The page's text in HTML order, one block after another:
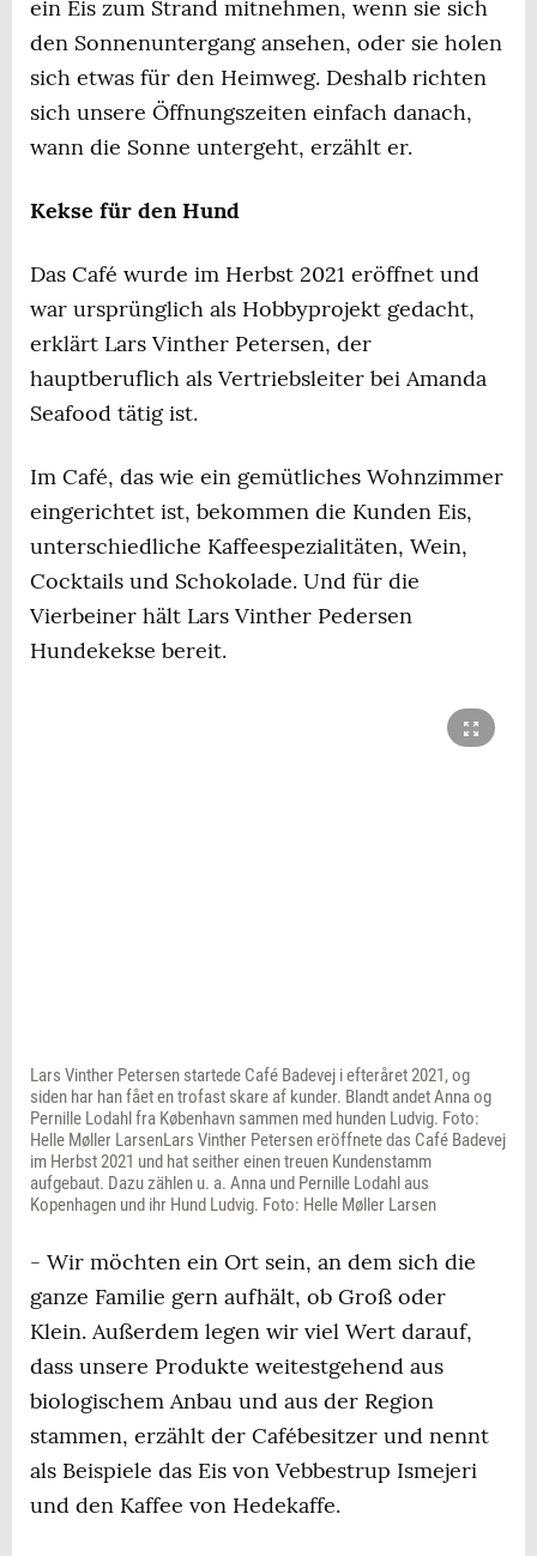
ein Eis zum Strand mitnehmen, wenn sie sich
den Sonnenuntergang ansehen, oder sie holen
sich etwas für den Heimweg. Deshalb richten
sich unsere Öffnungszeiten einfach danach,
wann die Sonne untergeht, erzählt er.
Kekse für den Hund
Das Café wurde im Herbst 2021 eröffnet und
war ursprünglich als Hobbyprojekt gedacht,
erklärt Lars Vinther Petersen, der
hauptberuflich als Vertriebsleiter bei Amanda
Seafood tätig ist.
Im Café, das wie ein gemütliches Wohnzimmer
eingerichtet ist, bekommen die Kunden Eis,
unterschiedliche Kaffeespezialitäten, Wein,
Cocktails und Schokolade. Und für die
Vierbeiner hält Lars Vinther Pedersen
Hundekekse bereit.
Lars Vinther Petersen startede Café Badevej i efteråret 2021, og
siden har han fået en trofast skare af kunder. Blandt andet Anna og
Pernille Lodahl fra København sammen med hunden Ludvig. Foto:
Helle Møller LarsenLars Vinther Petersen eröffnete das Café Badevej
im Herbst 2021 und hat seither einen treuen Kundenstamm
aufgebaut. Dazu zählen u. a. Anna und Pernille Lodahl aus
Kopenhagen und ihr Hund Ludvig. Foto: Helle Møller Larsen
- Wir möchten ein Ort sein, an dem sich die
ganze Familie gern aufhält, ob Groß oder
Klein. Außerdem legen wir viel Wert darauf,
dass unsere Produkte weitestgehend aus
biologischem Anbau und aus der Region
stammen, erzählt der Cafébesitzer und nennt
als Beispiele das Eis von Vebbestrup Ismejeri
und den Kaffee von Hedekaffe.